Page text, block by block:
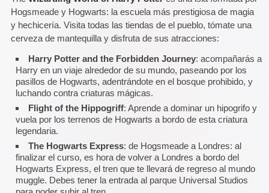
Hogsmeade y Hogwarts: la escuela más prestigiosa de magia
y hechicería. Visita todas las tiendas de el pueblo, tómate una
cerveza de mantequilla y disfruta de sus atracciones:
Harry Potter and the Forbidden Journey: acompañarás a
Harry en un viaje alrededor de su mundo, paseando por los
pasillos de Hogwarts, adentrándote en el bosque prohibido, y
luchando contra criaturas mágicas.
Flight of the Hippogriff: Aprende a dominar un hipogrifo y
vuela por los terrenos de Hogwarts a bordo de esta criatura
legendaria.
The Hogwarts Express: de Hogsmeade a Londres: al
finalizar el curso, es hora de volver a Londres a bordo del
Hogwarts Express, el tren que te llevará de regreso al mundo
muggle. Debes tener la entrada al parque Universal Studios